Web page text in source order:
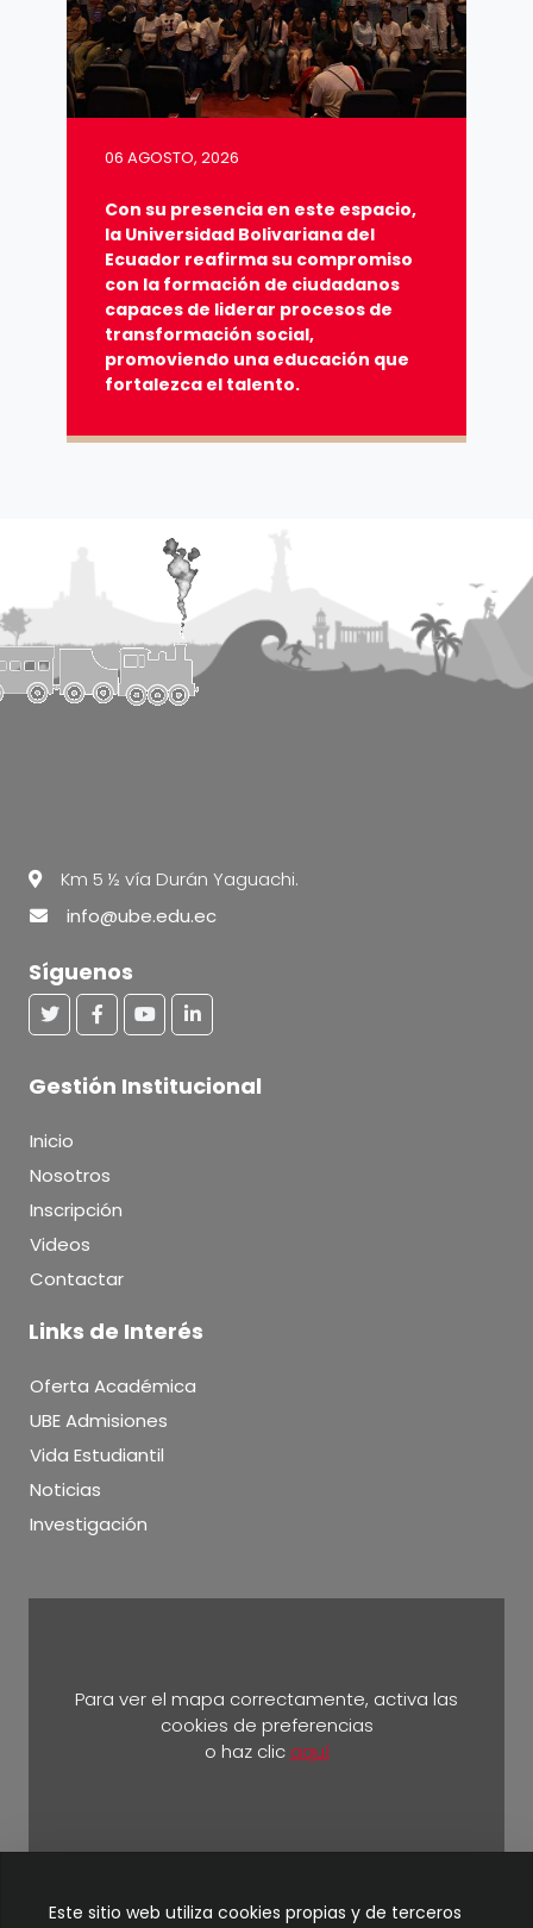
06 AGOSTO, 2026
Con su presencia en este espacio,
la Universidad Bolivariana del
Ecuador reafirma su compromiso
con la formación de ciudadanos
capaces de liderar procesos de
transformación social,
promoviendo una educación que
fortalezca el talento.
Km 5 ½ vía Durán Yaguachi.
info@ube.edu.ec
Síguenos
Gestión Institucional
Inicio
Nosotros
Inscripción
Videos
Contactar
Links de Interés
Oferta Académica
UBE Admisiones
Vida Estudiantil
Noticias
Investigación
Para ver el mapa correctamente, activa las
cookies de preferencias
o haz clic aquí
Km 5 ½ vía Durán Yaguachi.
Este sitio web utiliza cookies propias y de terceros